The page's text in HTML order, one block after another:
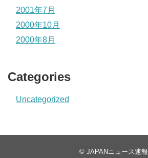
2001年7月
2000年10月
2000年8月
Categories
Uncategorized
© JAPANニュース速報